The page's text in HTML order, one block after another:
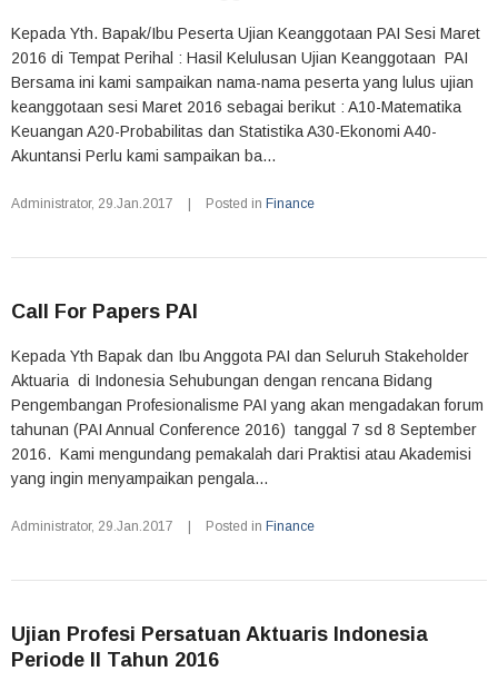
Kepada Yth. Bapak/Ibu Peserta Ujian Keanggotaan PAI Sesi Maret
2016 di Tempat Perihal : Hasil Kelulusan Ujian Keanggotaan PAI
Bersama ini kami sampaikan nama-nama peserta yang lulus ujian
keanggotaan sesi Maret 2016 sebagai berikut : A10-Matematika
Keuangan A20-Probabilitas dan Statistika A30-Ekonomi A40-
Akuntansi Perlu kami sampaikan ba...
Administrator, 29.Jan.2017 Posted in Finance
Call For Papers PAI
Kepada Yth Bapak dan Ibu Anggota PAI dan Seluruh Stakeholder
Aktuaria di Indonesia Sehubungan dengan rencana Bidang
Pengembangan Profesionalisme PAI yang akan mengadakan forum
tahunan (PAI Annual Conference 2016) tanggal 7 sd 8 September
2016. Kami mengundang pemakalah dari Praktisi atau Akademisi
yang ingin menyampaikan pengala...
Administrator, 29.Jan.2017 Posted in Finance
Ujian Profesi Persatuan Aktuaris Indonesia
Periode II Tahun 2016